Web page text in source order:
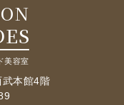
美容室
武本館4階